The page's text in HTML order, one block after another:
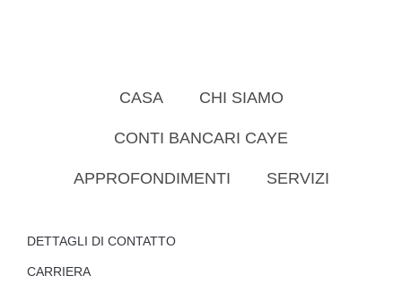
CASA CHI SIAMO
CONTI BANCARI CAYE
APPROFONDIMENTI SERVIZI
DETTAGLI DI CONTATTO
CARRIERA